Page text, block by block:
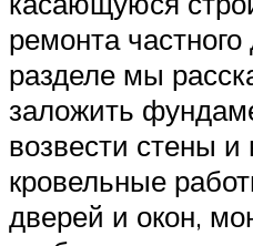
ремонта
разделе мы
заложить
возвести стены
кровельные
дверей и окон,